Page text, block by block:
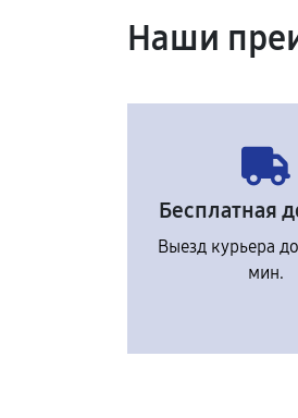
Наши
Бесплатная
Выезд курьера
мин.